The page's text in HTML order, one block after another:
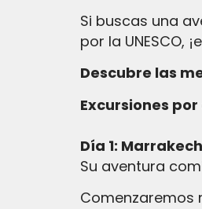
Si buscas una
por la UNESCO,
Descubre las
Excursiones
Día 1:
Su aventura
Comenzaremos